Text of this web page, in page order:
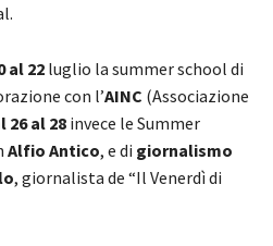
al 22luglio la summer school di
con l’AINC (Associazione
26 al 28invece le Summer
Alfio Antico, e di giornalismo
, giornalista de “Il Venerdì di